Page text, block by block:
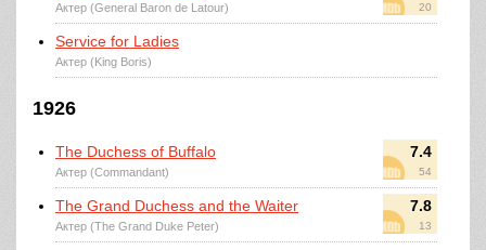
20
Актер (General Baron de Latour)
Service for Ladies
Актер (King Boris)
1926
7.4
54
The Duchess of Buffalo
Актер (Commandant)
7.8
13
The Grand Duchess and the Waiter
Актер (The Grand Duke Peter)